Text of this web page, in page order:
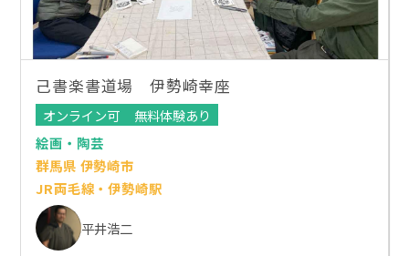
己書楽書道場 伊勢崎幸座
オンライン可
無料体験あり
絵画・陶芸
群馬県 伊勢崎市
JR両毛線・伊勢崎駅
平井浩二